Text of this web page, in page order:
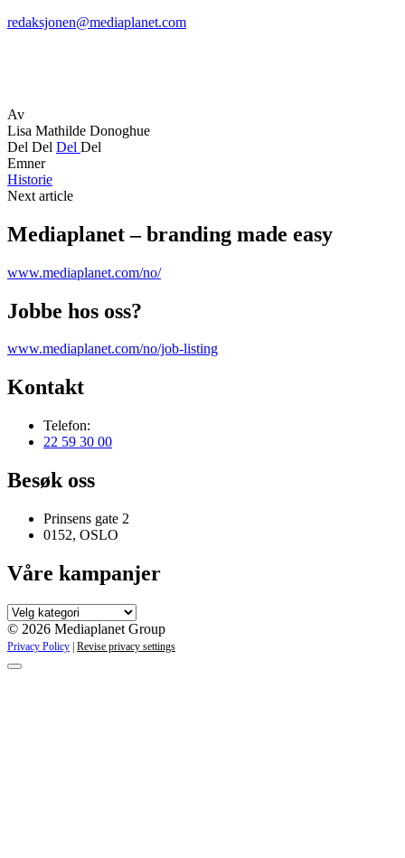
redaksjonen@mediaplanet.com
Av
Lisa Mathilde Donoghue
Del Del Del Del
Emner
Historie
Next article
Mediaplanet – branding made easy
www.mediaplanet.com/no/
Jobbe hos oss?
www.mediaplanet.com/no/job-listing
Kontakt
Telefon:
22 59 30 00
Besøk oss
Prinsens gate 2
0152, OSLO
Våre kampanjer
Våre
kampanjer
© 2026 Mediaplanet Group
Privacy Policy | Revise privacy settings